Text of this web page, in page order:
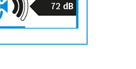
72 dB